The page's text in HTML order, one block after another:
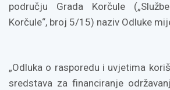
području Grada Korčule
Korčule“, broj 5/15) naziv Odluke
„Odluka o rasporedu i uvjetima
sredstava za financiranje